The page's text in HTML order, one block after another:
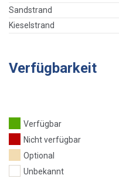
Sandstrand
Kieselstrand
Verfügbarkeit
Verfügbar
Nicht verfügbar
Optional
Unbekannt